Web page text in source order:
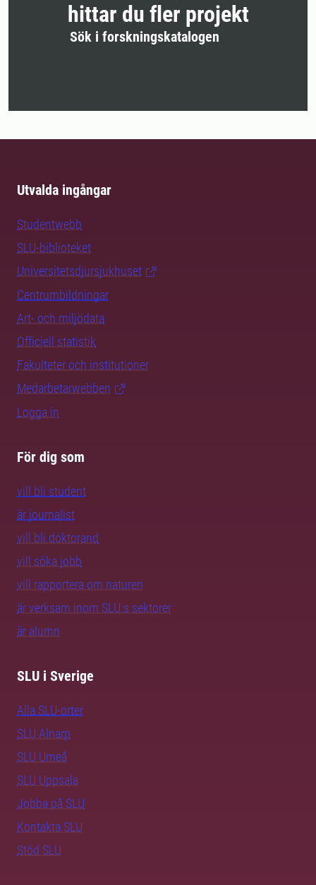
hittar du fler projekt
Sök i forskningskatalogen
Utvalda ingångar
Studentwebb
SLU-biblioteket
Universitetsdjursjukhuset
Centrumbildningar
Art- och miljödata
Officiell statistik
Fakulteter och institutioner
Medarbetarwebben
Logga in
För dig som
vill bli student
är journalist
vill bli doktorand
vill söka jobb
vill rapportera om naturen
är verksam inom SLU:s sektorer
är alumn
SLU i Sverige
Alla SLU-orter
SLU Alnarp
SLU Umeå
SLU Uppsala
Jobba på SLU
Kontakta SLU
Stöd SLU